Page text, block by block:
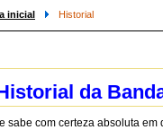
inicial Historial
da
sabe com certeza absoluta